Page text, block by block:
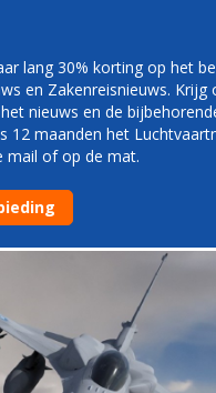
TESTEN F-16-
lang 30% korting op het
en Zakenreisnieuws. Krijg
nieuws en de
12 maanden het
mail of op de mat.